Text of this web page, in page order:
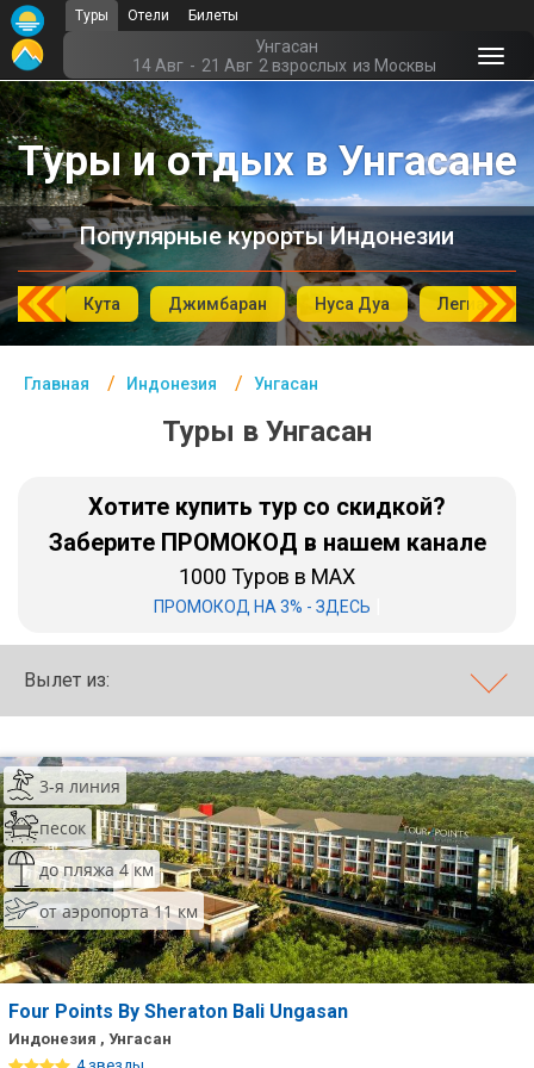
Туры Отели Билеты
Унгасан
14 Авг - 21 Авг 2 взрослых из Москвы
Туры и отдых в Унгасане
Популярные курорты Индонезии
Кута Джимбаран Нуса Дуа Легиан
Главная Индонезия Унгасан
Туры в Унгасан
Хотите купить тур со скидкой?
Заберите ПРОМОКОД в нашем канале
1000 Туров в MAX
ПРОМОКОД НА 3% - ЗДЕСЬ
Вылет из:
3-я линия
песок
до пляжа 4 км
от аэропорта 11 км
Four Points By Sheraton Bali Ungasan
Индонезия , Унгасан
Главная
Индонезия- Курорты
Офис г. Москва
Помощь
Подборки отелей
Турция
Таиланд
ОАЭ
Шри Ланка
Хайнань
Северный Гоа
Южный Гоа
Занзибар
Абхазия
Большой Сочи
Кав Мин Воды
Экскурсионные туры
VIP отели 5 звезд